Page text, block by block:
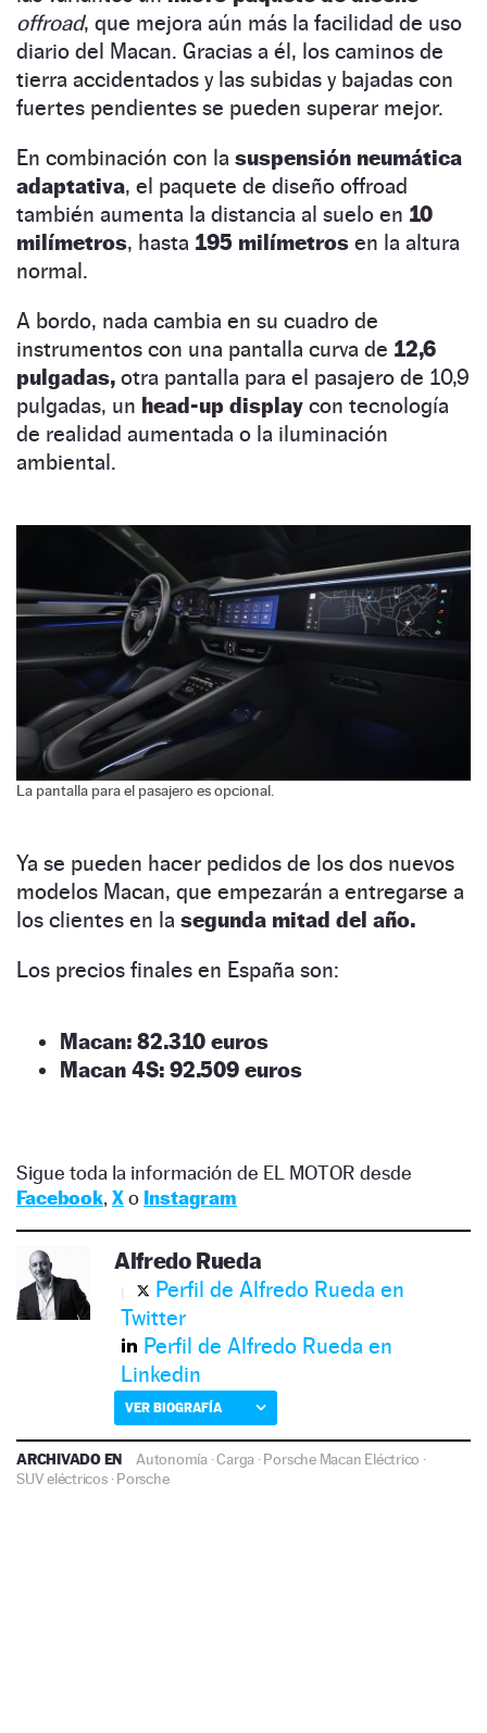
offroad, que mejora aún más la facilidad de uso
diario del Macan. Gracias a él, los caminos de
tierra accidentados y las subidas y bajadas con
fuertes pendientes se pueden superar mejor.
En combinación con la suspensión neumática
adaptativa, el paquete de diseño offroad
también aumenta la distancia al suelo en 10
milímetros, hasta 195 milímetros en la altura
normal.
A bordo, nada cambia en su cuadro de
instrumentos con una pantalla curva de 12,6
pulgadas, otra pantalla para el pasajero de 10,9
pulgadas, un head-up display con tecnología
de realidad aumentada o la iluminación
ambiental.
La pantalla para el pasajero es opcional.
Ya se pueden hacer pedidos de los dos nuevos
modelos Macan, que empezarán a entregarse a
los clientes en la segunda mitad del año.
Los precios finales en España son:
Macan: 82.310 euros
Macan 4S: 92.509 euros
Sigue toda la información de EL MOTOR desde
Facebook, Xo Instagram
Alfredo Rueda
Perfil de Alfredo Rueda en
Twitter
Perfil de Alfredo Rueda en
Linkedin
VER BIOGRAFÍA
ARCHIVADO EN Autonomía·Carga ·Porsche Macan Eléctrico ·
SUV eléctricos·Porsche